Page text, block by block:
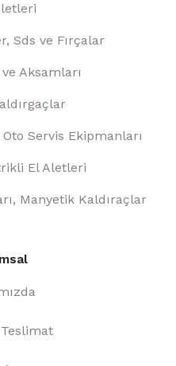
Sds ve Fırçalar
Aksamları
Servis Ekipmanları
El Aletleri
Manyetik Kaldıraçlar